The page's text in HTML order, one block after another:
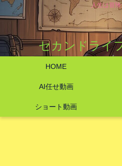
人生は冒険
セカンドライ
HOME
AI任せ動画
ショート動画